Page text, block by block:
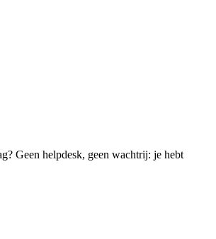
Geen helpdesk, geen wachtrij: je hebt